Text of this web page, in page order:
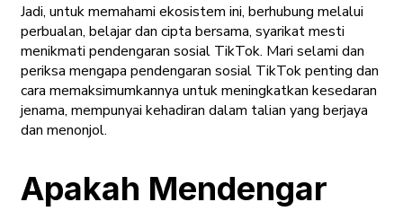
Jadi, untuk memahami ekosistem ini, berhubung melalui
perbualan, belajar dan cipta bersama, syarikat mesti
menikmati pendengaran sosial TikTok. Mari selami dan
periksa mengapa pendengaran sosial TikTok penting dan
cara memaksimumkannya untuk meningkatkan kesedaran
jenama, mempunyai kehadiran dalam talian yang berjaya
dan menonjol.
Apakah Mendengar